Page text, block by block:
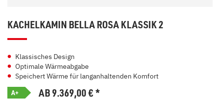
KACHELKAMIN BELLA ROSA KLASSIK 2
Klassisches Design
Optimale Wärmeabgabe
Speichert Wärme für langanhaltenden Komfort
A+ AB 9.369,00€*